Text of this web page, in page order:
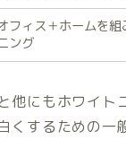
フィス＋ホームを
ング
他にもホワイト
くするための一